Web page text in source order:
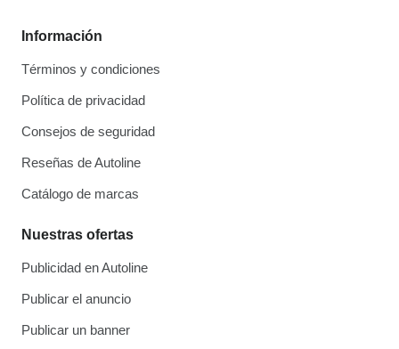
Información
Términos y condiciones
Política de privacidad
Consejos de seguridad
Reseñas de Autoline
Catálogo de marcas
Nuestras ofertas
Publicidad en Autoline
Publicar el anuncio
Publicar un banner